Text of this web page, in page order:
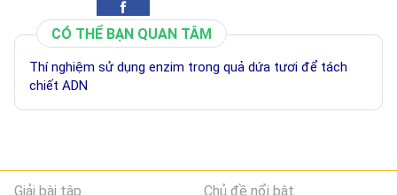
CÓ THỂ BẠN QUAN TÂM
Thí nghiệm sử dụng enzim trong quả dứa tươi để tách
chiết ADN
Giải bài tập Chủ đề nổi bật